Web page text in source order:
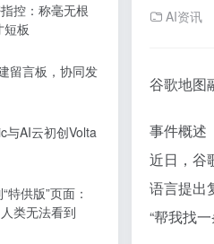
AI资讯
谷歌地图
事件概述
近日，谷
语言提出
“帮我找
控：称毫无根
板
留言板，协同发
与AI云初创Volta
特供版”页面：
类无法看到